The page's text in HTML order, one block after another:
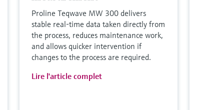
Proline Teqwave MW 300 delivers
stable real-time data taken directly from
the process, reduces maintenance work,
and allows quicker intervention if
changes to the process are required.
Lire l'article complet